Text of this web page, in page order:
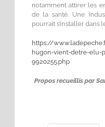
notamment attirer les
de la santé. Une
pourrait s’installer dans
https://
hugon-vient-detre-elu-
9920255.php
Propos recueillis par